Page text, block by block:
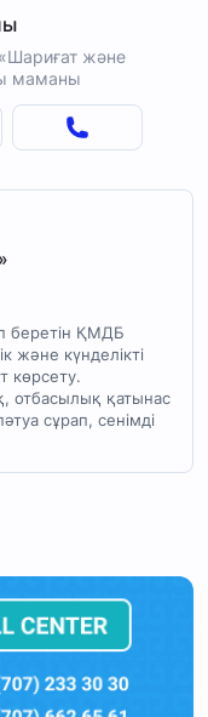
және
маманы
беретін ҚМДБ
және күнделікті
көрсету.
отбасылық қатынас
сұрап, сенімді